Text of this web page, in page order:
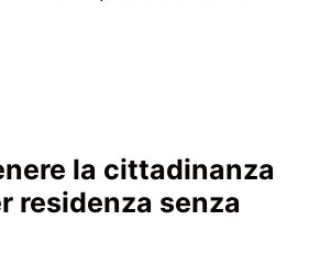
la cittadinanza
residenza senza